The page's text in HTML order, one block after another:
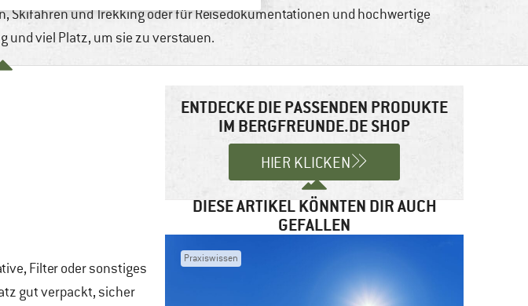
und Trekking oder für Reisedokumentationen und hochwertige
viel Platz, um sie zu verstauen.
Filter oder sonstiges
gut verpackt, sicher
ENTDECKE DIE PASSENDEN PRODUKTE
IM BERGFREUNDE.DE SHOP
HIER KLICKEN
DIESE ARTIKEL KÖNNTEN DIR AUCH
GEFALLEN
Praxiswissen